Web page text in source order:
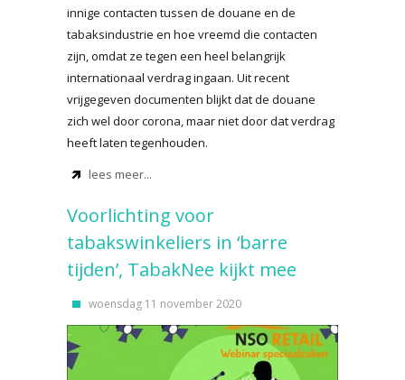
innige contacten tussen de douane en de
tabaksindustrie en hoe vreemd die contacten
zijn, omdat ze tegen een heel belangrijk
internationaal verdrag ingaan. Uit recent
vrijgegeven documenten blijkt dat de douane
zich wel door corona, maar niet door dat verdrag
heeft laten tegenhouden.
lees meer...
Voorlichting voor
tabakswinkeliers in ‘barre
tijden’, TabakNee kijkt mee
woensdag 11 november 2020